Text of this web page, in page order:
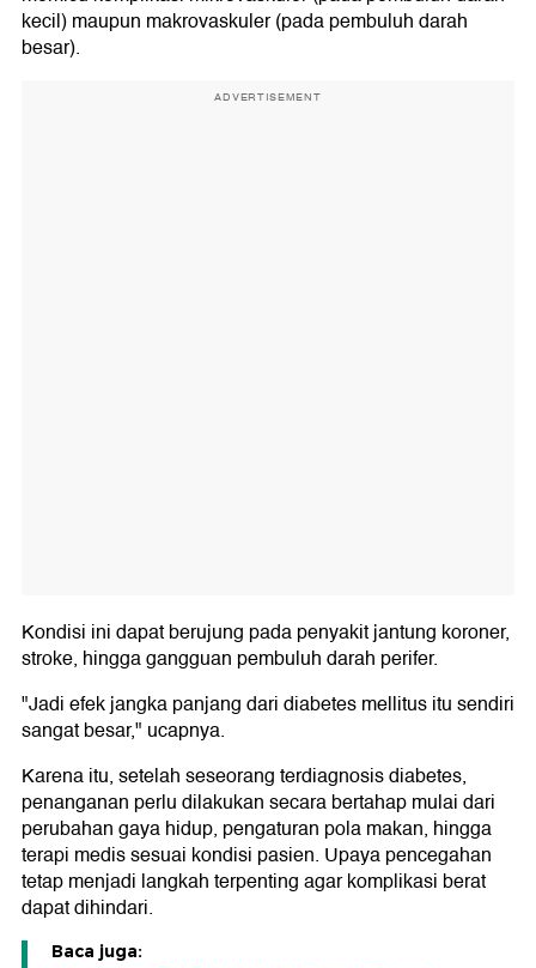
kecil) maupun makrovaskuler (pada pembuluh darah
besar).
ADVERTISEMENT
Kondisi ini dapat berujung pada penyakit jantung koroner,
stroke, hingga gangguan pembuluh darah perifer.
"Jadi efek jangka panjang dari diabetes mellitus itu sendiri
sangat besar," ucapnya.
Karena itu, setelah seseorang terdiagnosis diabetes,
penanganan perlu dilakukan secara bertahap mulai dari
perubahan gaya hidup, pengaturan pola makan, hingga
terapi medis sesuai kondisi pasien. Upaya pencegahan
tetap menjadi langkah terpenting agar komplikasi berat
dapat dihindari.
Baca juga: